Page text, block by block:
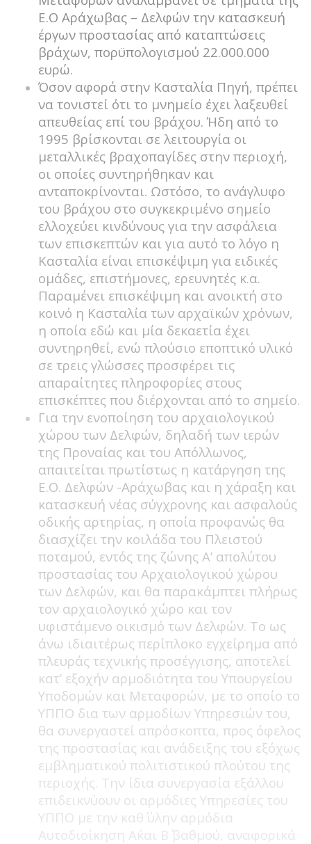
Ε.Ο Αράχωβας – Δελφών την κατασκευή
έργων προστασίας από καταπτώσεις
βράχων, πορϋπολογισμού 22.000.000
ευρώ.
Όσον αφορά στην Κασταλία Πηγή, πρέπει
να τονιστεί ότι το μνημείο έχει λαξευθεί
απευθείας επί του βράχου. Ήδη από το
1995 βρίσκονται σε λειτουργία οι
μεταλλικές βραχοπαγίδες στην περιοχή,
οι οποίες συντηρήθηκαν και
ανταποκρίνονται. Ωστόσο, το ανάγλυφο
του βράχου στο συγκεκριμένο σημείο
ελλοχεύει κινδύνους για την ασφάλεια
των επισκεπτών και για αυτό το λόγο η
Κασταλία είναι επισκέψιμη για ειδικές
ομάδες, επιστήμονες, ερευνητές κ.α.
Παραμένει επισκέψιμη και ανοικτή στο
κοινό η Κασταλία των αρχαϊκών χρόνων,
η οποία εδώ και μία δεκαετία έχει
συντηρηθεί, ενώ πλούσιο εποπτικό υλικό
σε τρεις γλώσσες προσφέρει τις
απαραίτητες πληροφορίες στους
επισκέπτες που διέρχονται από το σημείο.
Για την ενοποίηση του αρχαιολογικού
χώρου των Δελφών, δηλαδή των ιερών
της Προναίας και του Απόλλωνος,
απαιτείται πρωτίστως η κατάργηση της
Ε.Ο. Δελφών -Αράχωβας και η χάραξη και
κατασκευή νέας σύγχρονης και ασφαλούς
οδικής αρτηρίας, η οποία προφανώς θα
διασχίζει την κοιλάδα του Πλειστού
ποταμού, εντός της ζώνης Α’ απολύτου
προστασίας του Αρχαιολογικού χώρου
των Δελφών, και θα παρακάμπτει πλήρως
τον αρχαιολογικό χώρο και τον
υφιστάμενο οικισμό των Δελφών. Το ως
άνω ιδιαιτέρως περίπλοκο εγχείρημα από
πλευράς τεχνικής προσέγγισης, αποτελεί
κατ’ εξοχήν αρμοδιότητα του Υπουργείου
Υποδομών και Μεταφορών, με το οποίο το
ΥΠΠΟ δια των αρμοδίων Υπηρεσιών του,
θα συνεργαστεί απρόσκοπτα, προς όφελος
της προστασίας και ανάδειξης του εξόχως
εμβληματικού πολιτιστικού πλούτου της
περιοχής. Την ίδια συνεργασία εξάλλου
επιδεικνύουν οι αρμόδιες Υπηρεσίες του
ΥΠΠΟ με την καθ΄ ύλην αρμόδια
Αυτοδιοίκηση Α΄και Β΄ βαθμού, αναφορικά